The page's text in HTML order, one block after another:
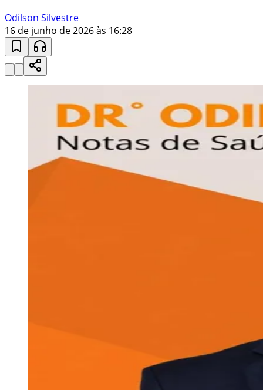
Odilson Silvestre
16 de junho de 2026 às 16:28